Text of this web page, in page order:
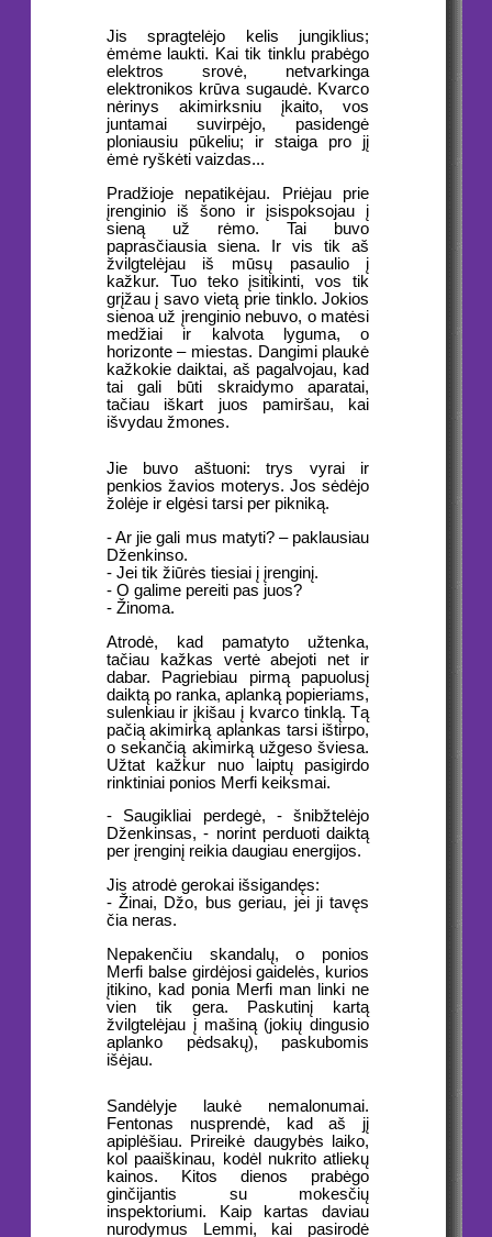
Jis spragtelėjo kelis jungiklius;
ėmėme laukti. Kai tik tinklu prabėgo
elektros srovė, netvarkinga
elektronikos krūva sugaudė. Kvarco
nėrinys akimirksniu įkaito, vos
juntamai suvirpėjo, pasidengė
ploniausiu pūkeliu; ir staiga pro jį
ėmė ryškėti vaizdas...
Pradžioje nepatikėjau. Priėjau prie
įrenginio iš šono ir įsispoksojau į
sieną už rėmo. Tai buvo
paprasčiausia siena. Ir vis tik aš
žvilgtelėjau iš mūsų pasaulio į
kažkur. Tuo teko įsitikinti, vos tik
grįžau į savo vietą prie tinklo. Jokios
sienoa už įrenginio nebuvo, o matėsi
medžiai ir kalvota lyguma, o
horizonte – miestas. Dangimi plaukė
kažkokie daiktai, aš pagalvojau, kad
tai gali būti skraidymo aparatai,
tačiau iškart juos pamiršau, kai
išvydau žmones.
Jie buvo aštuoni: trys vyrai ir
penkios žavios moterys. Jos sėdėjo
žolėje ir elgėsi tarsi per pikniką.
- Ar jie gali mus matyti? – paklausiau
Dženkinso.
- Jei tik žiūrės tiesiai į įrenginį.
- O galime pereiti pas juos?
- Žinoma.
Atrodė, kad pamatyto užtenka,
tačiau kažkas vertė abejoti net ir
dabar. Pagriebiau pirmą papuolusį
daiktą po ranka, aplanką popieriams,
sulenkiau ir įkišau į kvarco tinklą. Tą
pačią akimirką aplankas tarsi ištirpo,
o sekančią akimirką užgeso šviesa.
Užtat kažkur nuo laiptų pasigirdo
rinktiniai ponios Merfi keiksmai.
- Saugikliai perdegė, - šnibžtelėjo
Dženkinsas, - norint perduoti daiktą
per įrenginį reikia daugiau energijos.
Jis atrodė gerokai išsigandęs:
- Žinai, Džo, bus geriau, jei ji tavęs
čia neras.
Nepakenčiu skandalų, o ponios
Merfi balse girdėjosi gaidelės, kurios
įtikino, kad ponia Merfi man linki ne
vien tik gera. Paskutinį kartą
žvilgtelėjau į mašiną (jokių dingusio
aplanko pėdsakų), paskubomis
išėjau.
Sandėlyje laukė nemalonumai.
Fentonas nusprendė, kad aš jį
apiplėšiau. Prireikė daugybės laiko,
kol paaiškinau, kodėl nukrito atliekų
kainos. Kitos dienos prabėgo
ginčijantis su mokesčių
inspektoriumi. Kaip kartas daviau
nurodymus Lemmi, kai pasirodė